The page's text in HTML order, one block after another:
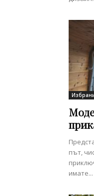
път,
имате...